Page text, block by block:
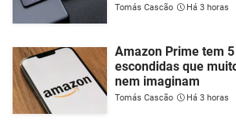
Tomás Cascão Há 3 horas
Amazon Prime tem
escondidas que
nem imaginam
Tomás Cascão Há 3 horas